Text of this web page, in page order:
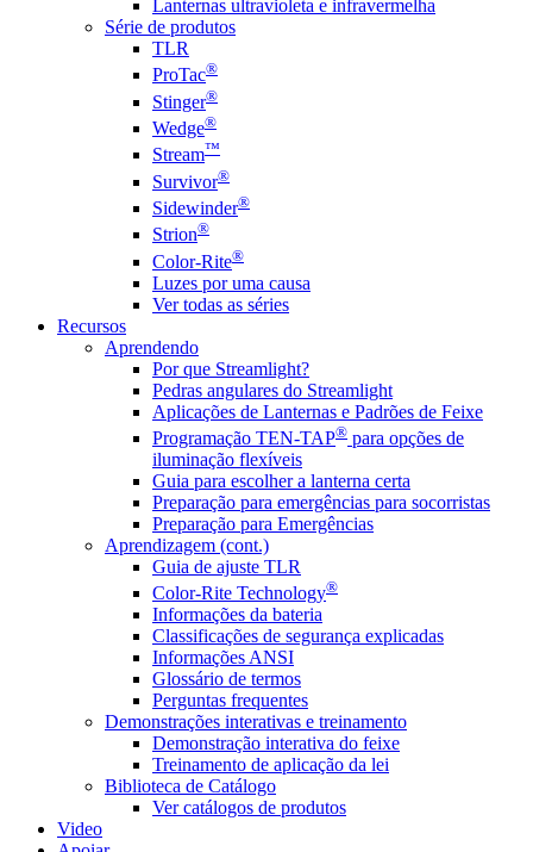
Lanternas ultravioleta e infravermelha
Série de produtos
TLR
ProTac®
Stinger®
Wedge®
Stream™
Survivor®
Sidewinder®
Strion®
Color-Rite®
Luzes por uma causa
Ver todas as séries
Recursos
Aprendendo
Por que Streamlight?
Pedras angulares do Streamlight
Aplicações de Lanternas e Padrões de Feixe
Programação TEN-TAP® para opções de
iluminação flexíveis
Guia para escolher a lanterna certa
Preparação para emergências para socorristas
Preparação para Emergências
Aprendizagem (cont.)
Guia de ajuste TLR
Color-Rite Technology®
Informações da bateria
Classificações de segurança explicadas
Informações ANSI
Glossário de termos
Perguntas frequentes
Demonstrações interativas e treinamento
Demonstração interativa do feixe
Treinamento de aplicação da lei
Biblioteca de Catálogo
Ver catálogos de produtos
Video